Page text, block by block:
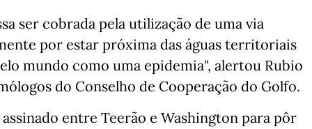
ser cobrada pela utilização de uma via
por estar próxima das águas territoriais
mundo como uma epidemia", alertou Rubio
do Conselho de Cooperação do Golfo.
entre Teerão e Washington para pôr